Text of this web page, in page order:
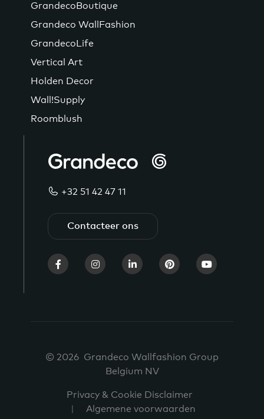
GrandecoBoutique
Grandeco WallFashion
GrandecoLife
Vertical Art
Holden Decor
Wall!Supply
Roomblush
+32 51 42 47 11
Contacteer ons
© 2026 Grandeco Wallfashion Group
Belgium NV
Privacy & Cookie Disclaimer
Algemene voorwaarden